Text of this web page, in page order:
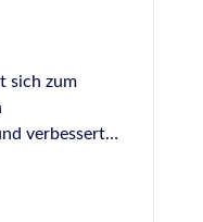
sich zum
verbessert